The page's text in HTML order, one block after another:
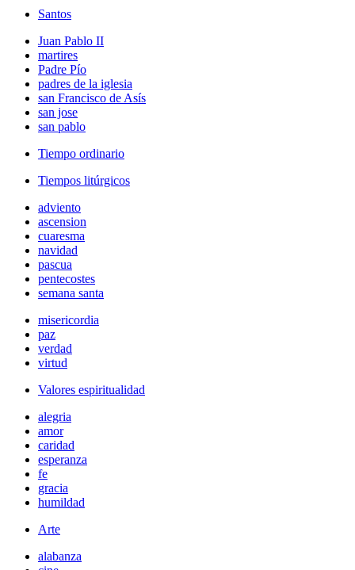
Santos
Juan Pablo II
martires
Padre Pío
padres de la iglesia
san Francisco de Asís
san jose
san pablo
Tiempo ordinario
Tiempos litúrgicos
adviento
ascension
cuaresma
navidad
pascua
pentecostes
semana santa
misericordia
paz
verdad
virtud
Valores espiritualidad
alegria
amor
caridad
esperanza
fe
gracia
humildad
Arte
alabanza